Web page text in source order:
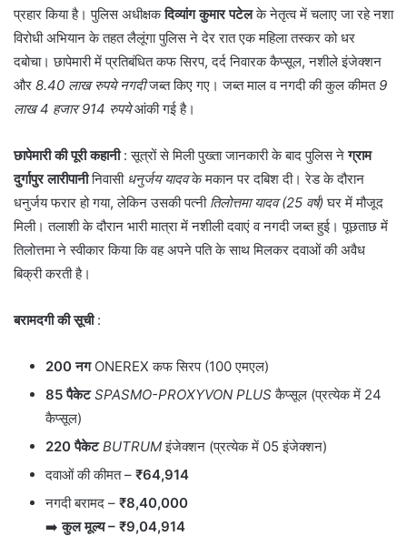
प्रहार किया है। पुलिस अधीक्षकदिव्यांग कुमार पटेलके नेतृत्व में चलाए जा रहे नशा
विरोधी अभियान के तहत लैलूंगा पुलिस ने देर रात एक महिला तस्कर को धर
दबोचा। छापेमारी में प्रतिबंधित कफ सिरप, दर्द निवारक कैप्सूल, नशीले इंजेक्शन
और 8.40 लाख रुपये नगदीजब्त किए गए। जब्त माल व नगदी की कुल कीमत 9
लाख 4 हजार 914 रुपयेआंकी गई है।
छापेमारी की पूरी कहानी: सूत्रों से मिली पुख्ता जानकारी के बाद पुलिस नेग्राम
दुर्गापुर लारीपानीनिवासी धनुर्जय यादवके मकान पर दबिश दी। रेड के दौरान
धनुर्जय फरार हो गया, लेकिन उसकी पत्नी तिलोत्तमा यादव (25 वर्ष) घर में मौजूद
मिली। तलाशी के दौरान भारी मात्रा में नशीली दवाएं व नगदी जब्त हुई। पूछताछ में
तिलोत्तमा ने स्वीकार किया कि वह अपने पति के साथ मिलकर दवाओं की अवैध
बिक्री करती है।
बरामदगी की सूची:
200 नगONEREX कफ सिरप (100 एमएल)
85 पैकेट SPASMO-PROXYVON PLUSकैप्सूल (प्रत्येक में 24
कैप्सूल)
220 पैकेट BUTRUMइंजेक्शन (प्रत्येक में 05 इंजेक्शन)
दवाओं की कीमत – ₹64,914
नगदी बरामद – ₹8,40,000
➡️कुल मूल्य – ₹9,04,914